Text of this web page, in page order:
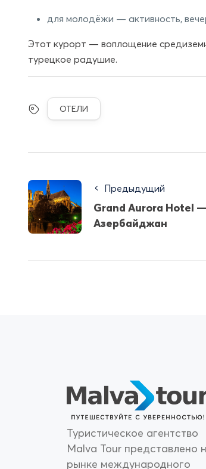
для молодёжи — активность,
Этот курорт — воплощение
турецкое радушие.
ОТЕЛИ
Предыдущий
Grand Aurora Hotel
Азербайджан
Туристическое агентство
Malva Tour представлено
рынке международного